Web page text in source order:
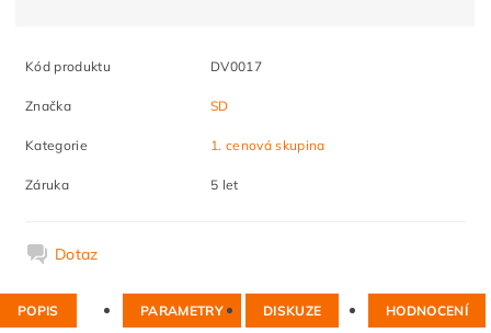
Kód produktu DV0017
Značka SD
Kategorie 1. cenová skupina
Záruka 5 let
Dotaz
POPIS PARAMETRY DISKUZE HODNOCENÍ